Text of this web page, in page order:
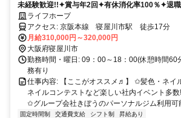
未経験歓迎!!✦賞与年2回✦有休消化率100％✦退
キルアップを目指したい方!!
ライフホープ
アクセス: 京阪本線 寝屋川市駅 徒歩17分
月給310,000円～320,000円
大阪府寝屋川市
勤務時間・曜日: 09：00～18：00(休憩時間60
務有り
仕事内容: 【ここがオススメ♬】 ✩髪色・ネイ
ネイルコンテストなど楽しい社内イベント多
✩グループ会社きぼうのパーソナルジム利用可
固定時間制 交通費支給 シフト制 昇給あり